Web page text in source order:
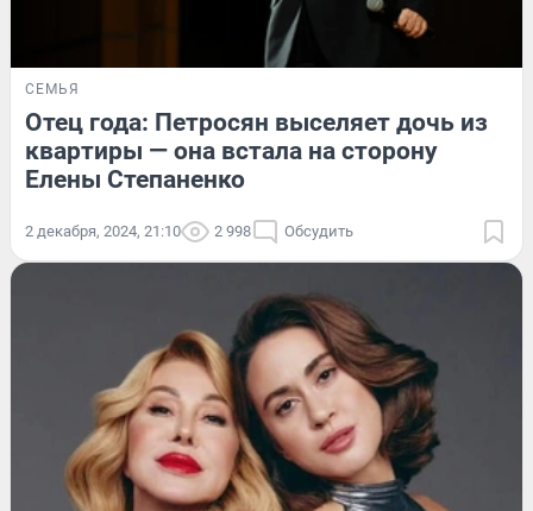
СЕМЬЯ
Отец года: Петросян выселяет дочь из
квартиры — она встала на сторону
Елены Степаненко
2 декабря, 2024, 21:10 2 998 Обсудить